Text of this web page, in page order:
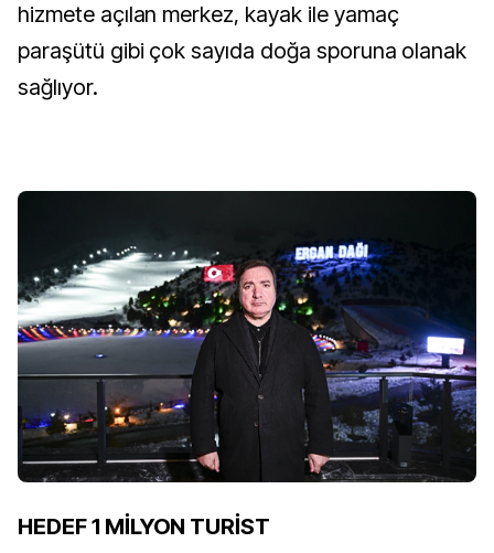
hizmete açılan merkez, kayak ile yamaç
paraşütü gibi çok sayıda doğa sporuna olanak
sağlıyor.
HEDEF 1 MİLYON TURİST